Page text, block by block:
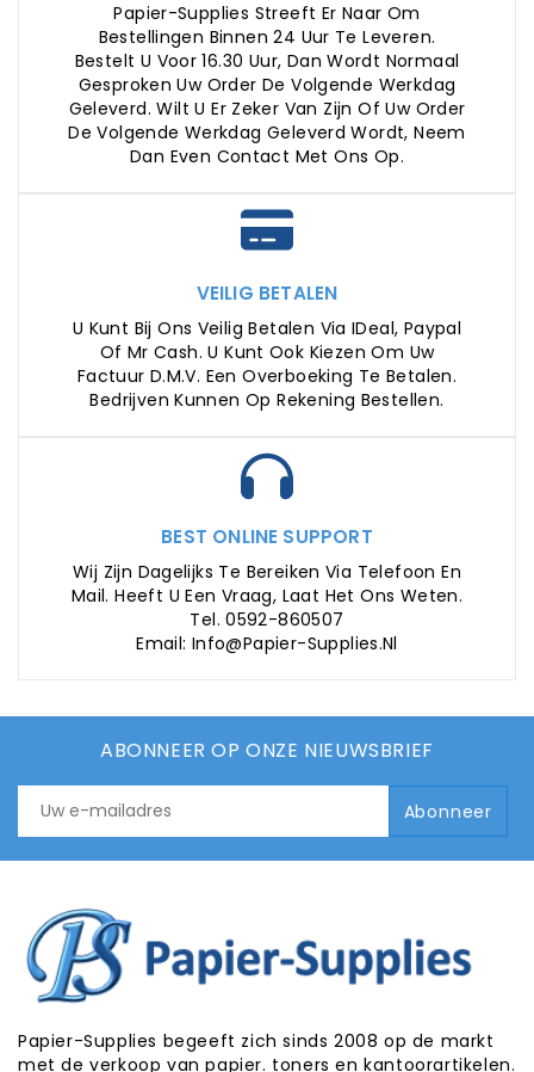
Papier-Supplies Streeft Er Naar Om
Bestellingen Binnen 24 Uur Te Leveren.
Bestelt U Voor 16.30 Uur, Dan Wordt Normaal
Gesproken Uw Order De Volgende Werkdag
Geleverd. Wilt U Er Zeker Van Zijn Of Uw Order
De Volgende Werkdag Geleverd Wordt, Neem
Dan Even Contact Met Ons Op.
VEILIG BETALEN
U Kunt Bij Ons Veilig Betalen Via IDeal, Paypal
Of Mr Cash. U Kunt Ook Kiezen Om Uw
Factuur D.m.v. Een Overboeking Te Betalen.
Bedrijven Kunnen Op Rekening Bestellen.
BEST ONLINE SUPPORT
Wij Zijn Dagelijks Te Bereiken Via Telefoon En
Mail. Heeft U Een Vraag, Laat Het Ons Weten.
Tel. 0592-860507
Email: Info@papier-Supplies.nl
ABONNEER OP ONZE NIEUWSBRIEF
Papier-Supplies begeeft zich sinds 2008 op de markt
met de verkoop van papier. toners en kantoorartikelen.